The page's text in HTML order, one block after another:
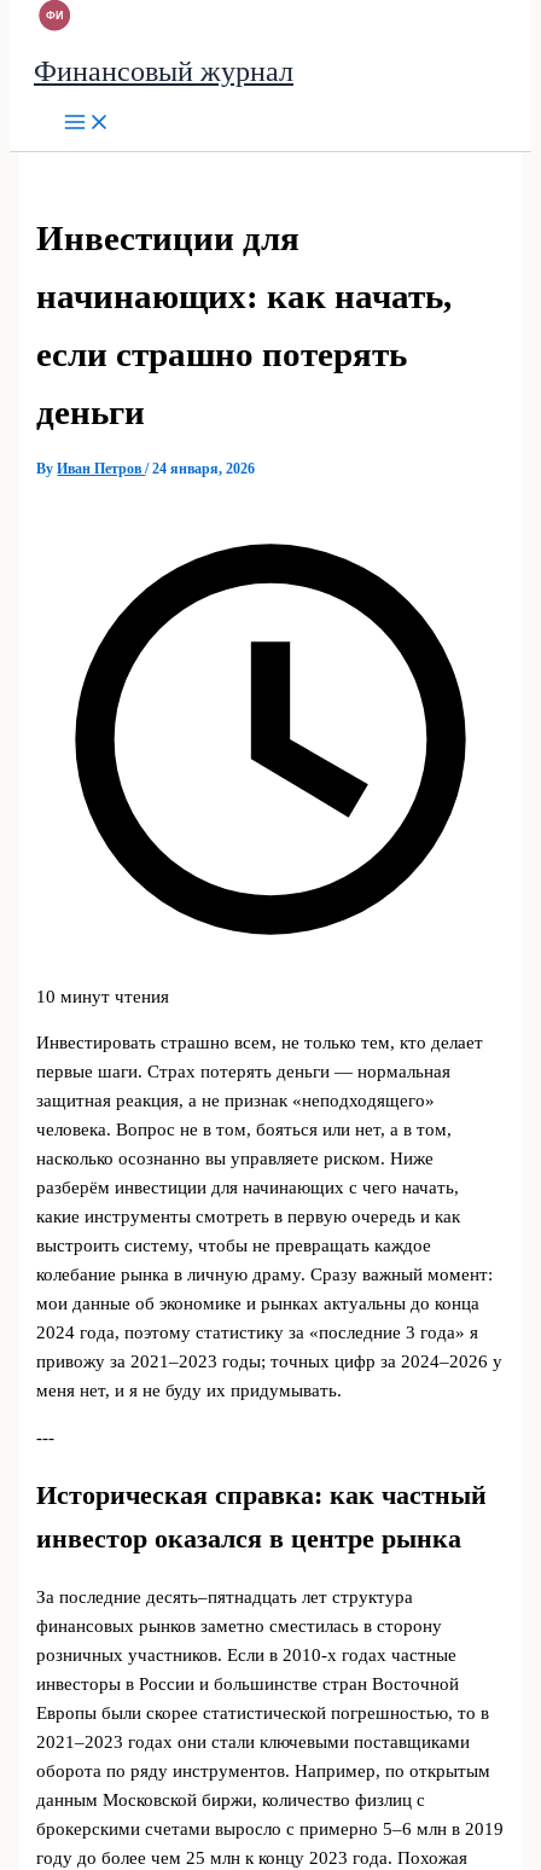
Финансовый журнал
Инвестиции для
начинающих: как начать,
если страшно потерять
деньги
ByИван Петров/24 января, 2026
10 минут чтения
Инвестировать страшно всем, не только тем, кто делает
первые шаги. Страх потерять деньги — нормальная
защитная реакция, а не признак «неподходящего»
человека. Вопрос не в том, бояться или нет, а в том,
насколько осознанно вы управляете риском. Ниже
разберём инвестиции для начинающих с чего начать,
какие инструменты смотреть в первую очередь и как
выстроить систему, чтобы не превращать каждое
колебание рынка в личную драму. Сразу важный момент:
мои данные об экономике и рынках актуальны до конца
2024 года, поэтому статистику за «последние 3 года» я
привожу за 2021–2023 годы; точных цифр за 2024–2026 у
меня нет, и я не буду их придумывать.
---
Историческая справка: как частный
инвестор оказался в центре рынка
За последние десять–пятнадцать лет структура
финансовых рынков заметно сместилась в сторону
розничных участников. Если в 2010-х годах частные
инвесторы в России и большинстве стран Восточной
Европы были скорее статистической погрешностью, то в
2021–2023 годах они стали ключевыми поставщиками
оборота по ряду инструментов. Например, по открытым
данным Московской биржи, количество физлиц с
брокерскими счетами выросло с примерно 5–6 млн в 2019
году до более чем 25 млн к концу 2023 года. Похожая